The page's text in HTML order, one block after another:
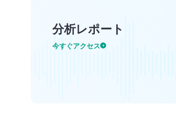
分析レポート
今すぐアクセス